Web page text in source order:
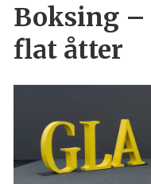
Boksing –
flat åtter